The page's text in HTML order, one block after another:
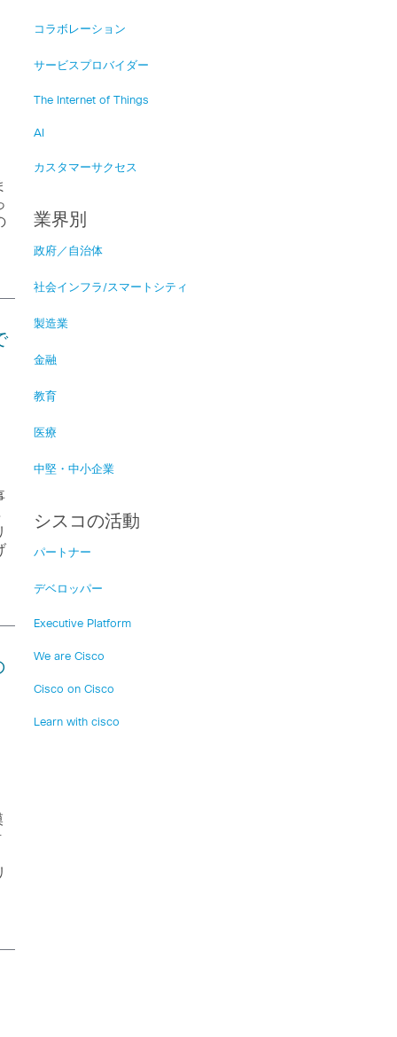
コラボレーション
サービスプロバイダー
The Internet of Things
AI
カスタマーサクセス
業界別
政府／自治体
社会インフラ/スマートシティ
製造業
金融
教育
医療
中堅・中小企業
シスコの活動
パートナー
デベロッパー
Executive Platform
We are Cisco
Cisco on Cisco
Learn with cisco